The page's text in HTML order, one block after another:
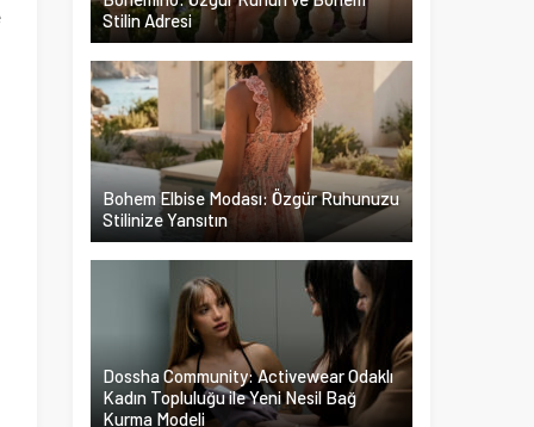
Stilin Adresi
Bohem Elbise Modası: Özgür Ruhunuzu
Stilinize Yansıtın
Dossha Community: Activewear Odaklı
Kadın Topluluğu ile Yeni Nesil Bağ
Kurma Modeli